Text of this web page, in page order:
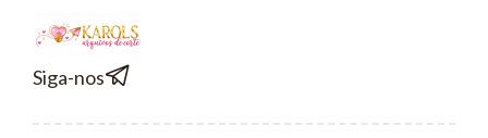
Siga-nos